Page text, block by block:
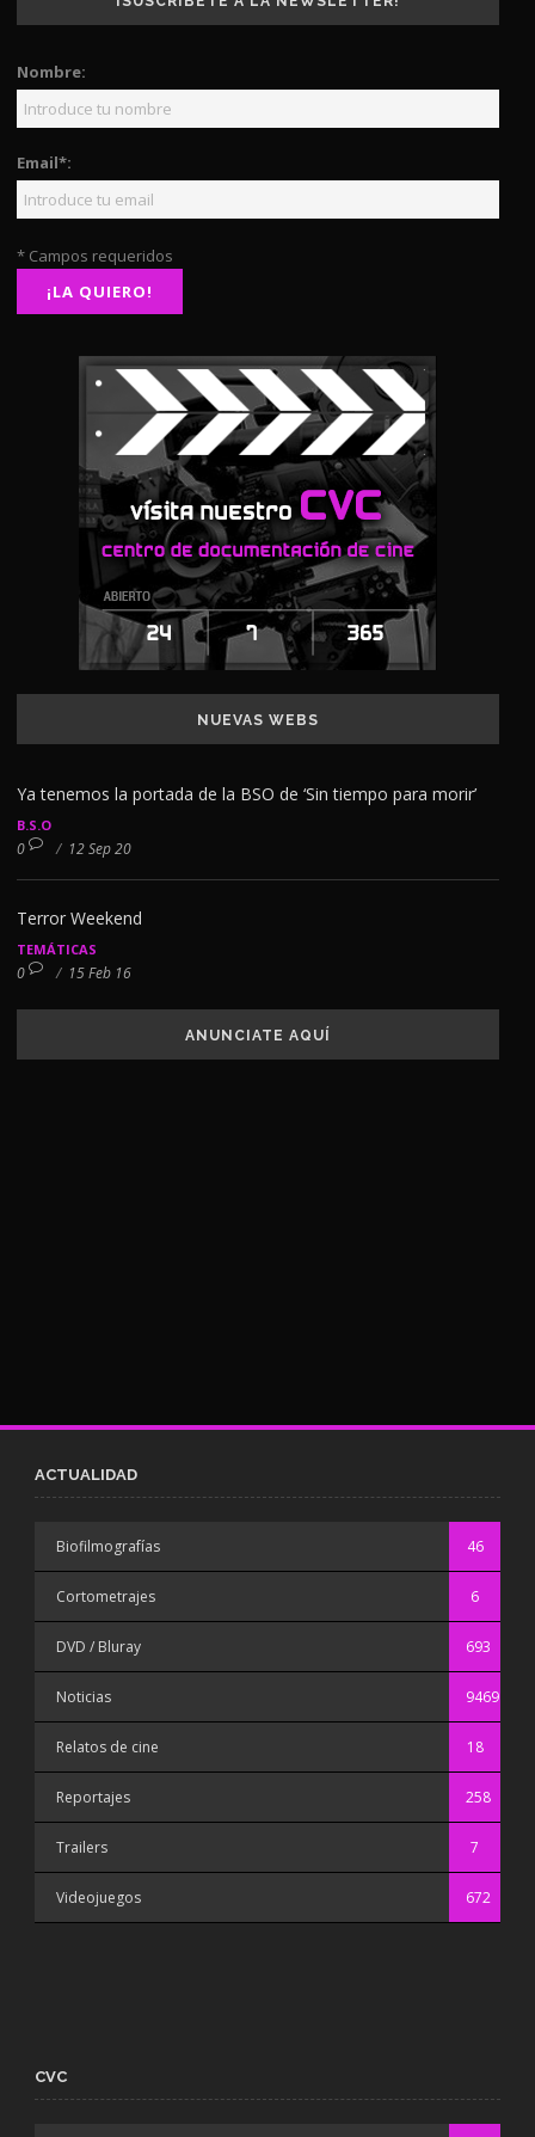
Nombre:
Email*:
* Campos requeridos
NUEVAS WEBS
Ya tenemos la portada de la BSO de ‘Sin tiempo para morir’
B.S.O
0 / 12 Sep 20
Terror Weekend
TEMÁTICAS
0 / 15 Feb 16
ANUNCIATE AQUÍ
ACTUALIDAD
Biofilmografías 46
Cortometrajes 6
DVD / Bluray 693
Noticias 9469
Relatos de cine 18
Reportajes 258
Trailers 7
Videojuegos 672
CVC